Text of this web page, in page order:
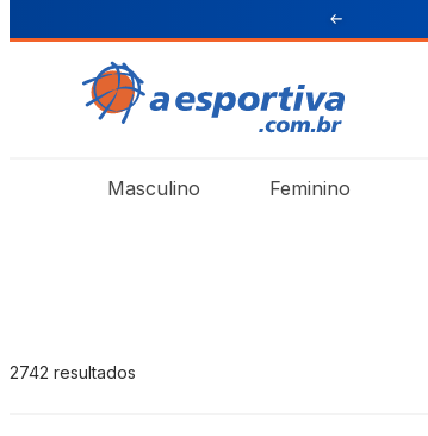
Masculino Feminino
2742 resultados